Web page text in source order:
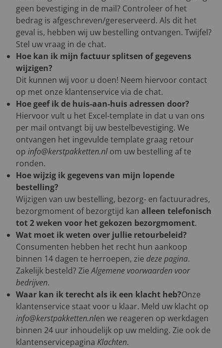
geen bevestiging in de mail? Controleer of het
bedrag is afgeschreven/gereserveerd. Als dit het
geval is, hebben wij uw bestelling ontvangen. Twijfel?
Stel uw vraag in de chat.
Hoe kan ik mijn factuur splitsen of gegevens
wijzigen?
Dit kunnen wij voor u doen! Neem hiervoor contact
op met onze klantenservice via de chat.
Hoe geef ik de huis-aan-huis adressen door?
Hiervoor vult u het Excel-template in dat u van ons
per mail ontvangt bij uw bestelbevestiging. We
ontvangen het ingevulde template graag retour
op info@kerstpakketten.nlom uw bestelling af te
ronden.
Hoe wijzig ik gegevens van mijn lopende
bestelling?
Wijzigen van uw bestelling, bezorg- en factuuradres,
bezorgmoment of bezorgtijd kan alleen telefonisch
tot 2 weken voor het gekozen bezorgmoment.
Wat moet ik weten over jullie retourbeleid?
Consumenten hebben het recht hun aankoop
binnen 14 dagen te herroepen, zie deze pagina.
Zakelijk besteld? ZieAlgemene voorwaarden voor
bedrijven.
Waar kan ik terecht als ik een klacht heb?Onze
klantenservice staat voor u klaar. Meld uw klacht op
info@kerstpakketten.nlen we reageren op werkdagen
binnen 24 uur inhoudelijk op uw melding. Zie ook de
klantenservicepagina Klachten.